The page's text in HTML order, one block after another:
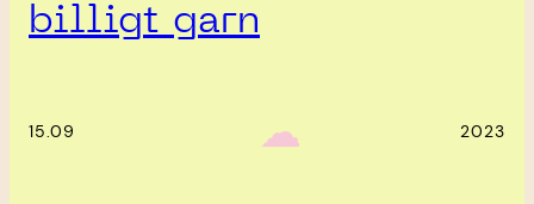
billigt garn
15.09 ‎ ‎‎ ☁︎‎‎ 2023